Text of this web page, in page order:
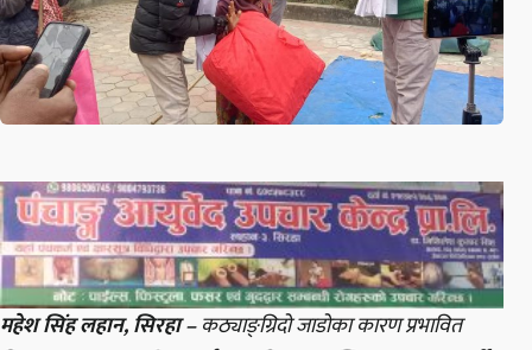
महेश सिंह लहान, सिरहा –कठ्याङ्ग्रिदो जाडोका कारण प्रभावित